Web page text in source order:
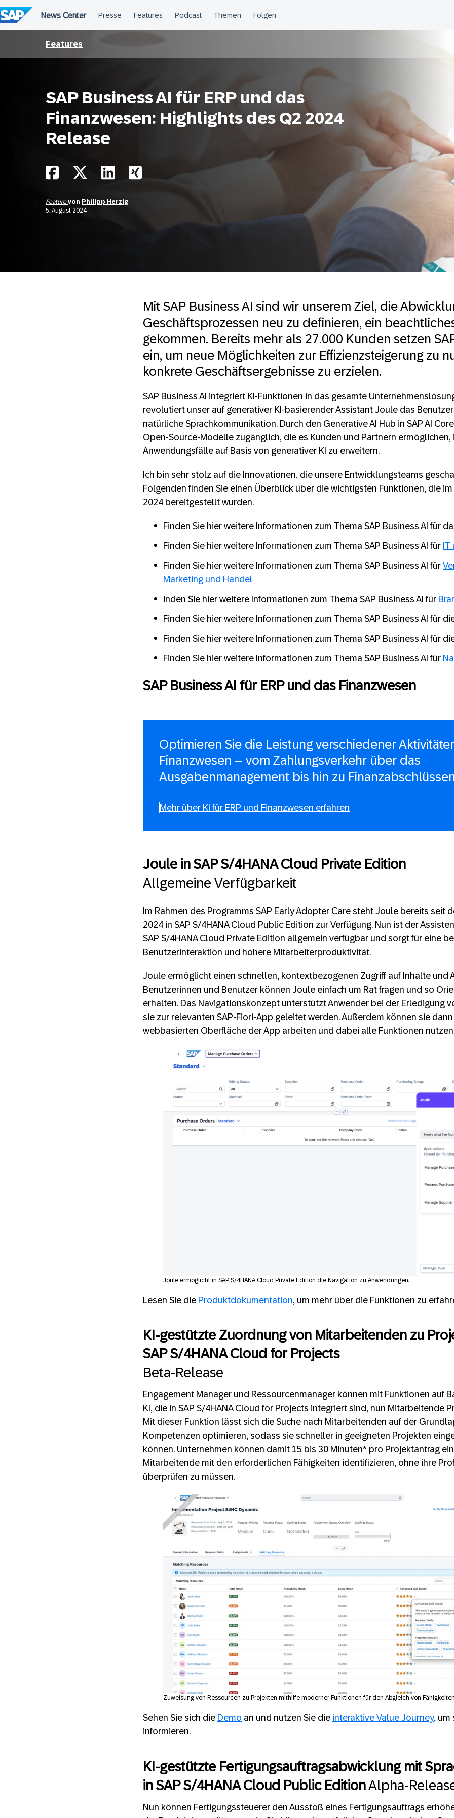
Features
SAP Business AI für ERP und das
Finanzwesen: Highlights des Q2 2024
Release
Featurevon Philipp Herzig
5. August 2024
Mit SAP Business AI sind wir unserem Ziel, die
Geschäftsprozessen neu zu definieren, ein
gekommen. Bereits mehr als 27.000 Kunden setzen
ein, um neue Möglichkeiten zur Effizienzsteigerung zu
konkrete Geschäftsergebnisse zu erzielen.
SAP Business AI integriert KI-Funktionen in das gesamte
revolutiert unser auf generativer KI-basierender Assistant Joule das
natürliche Sprachkommunikation. Durch den Generative AI Hub in SAP AI
Open-Source-Modelle zugänglich, die es Kunden und Partnern
Anwendungsfälle auf Basis von generativer KI zu erweitern.
Ich bin sehr stolz auf die Innovationen, die unsere Entwicklungsteams
Folgenden finden Sie einen Überblick über die wichtigsten Funktionen, die
2024 bereitgestellt wurden.
Finden Sie hier weitere Informationen zum Thema SAP Business AI für
Finden Sie hier weitere Informationen zum Thema SAP Business AI für
Finden Sie hier weitere Informationen zum Thema SAP Business AI für
Marketing und Handel
inden Sie hier weitere Informationen zum Thema SAP Business AI für
Finden Sie hier weitere Informationen zum Thema SAP Business AI für
Finden Sie hier weitere Informationen zum Thema SAP Business AI für
Finden Sie hier weitere Informationen zum Thema SAP Business AI für
SAP Business AI für ERP und das Finanzwesen
Optimieren Sie die Leistung verschiedener
Finanzwesen – vom Zahlungsverkehr über das
Ausgabenmanagement bis hin zu
Mehr über KI für ERP und Finanzwesen erfahren
Joule in SAP S/4HANA Cloud Private Edition
Allgemeine Verfügbarkeit
Im Rahmen des Programms SAP Early Adopter Care steht Joule bereits seit
2024 in SAP S/4HANA Cloud Public Edition zur Verfügung. Nun ist der
SAP S/4HANA Cloud Private Edition allgemein verfügbar und sorgt für eine
Benutzerinteraktion und höhere Mitarbeiterproduktivität.
Joule ermöglicht einen schnellen, kontextbezogenen Zugriff auf Inhalte und
Benutzerinnen und Benutzer können Joule einfach um Rat fragen und so
erhalten. Das Navigationskonzept unterstützt Anwender bei der Erledigung
sie zur relevanten SAP-Fiori-App geleitet werden. Außerdem können sie
webbasierten Oberfläche der App arbeiten und dabei alle Funktionen
Joule ermöglicht in SAP S/4HANA Cloud Private Edition die Navigation zu Anwendungen.
Lesen Sie die Produktdokumentation, um mehr über die Funktionen zu
KI-gestützte Zuordnung von Mitarbeitenden zu
SAP S/4HANA Cloud for Projects
Beta-Release
Engagement Manager und Ressourcenmanager können mit Funktionen auf
KI, die in SAP S/4HANA Cloud for Projects integriert sind, nun Mitarbeitende
Mit dieser Funktion lässt sich die Suche nach Mitarbeitenden auf der
Kompetenzen optimieren, sodass sie schneller in geeigneten Projekten
können. Unternehmen können damit 15 bis 30 Minuten* pro Projektantrag
Mitarbeitende mit den erforderlichen Fähigkeiten identifizieren, ohne ihre
überprüfen zu müssen.
Zuweisung von Ressourcen zu Projekten mithilfe moderner Funktionen für den Abgleich von
Sehen Sie sich die Demo an und nutzen Sie die interaktive Value Journey, um
informieren.
KI-gestützte Fertigungsauftragsabwicklung mit
in SAP S/4HANA Cloud Public EditionAlpha-
Nun können Fertigungssteuerer den Ausstoß eines Fertigungsauftrags